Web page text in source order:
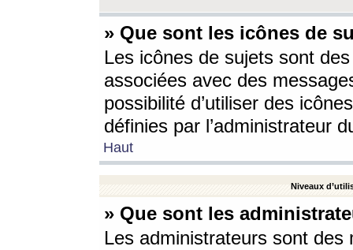
» Que sont les icônes de
Les icônes de sujets sont
associées avec des
possibilité d’utiliser des
définies par l’administrateur
Haut
Niveaux
» Que sont les
Les administrateurs sont